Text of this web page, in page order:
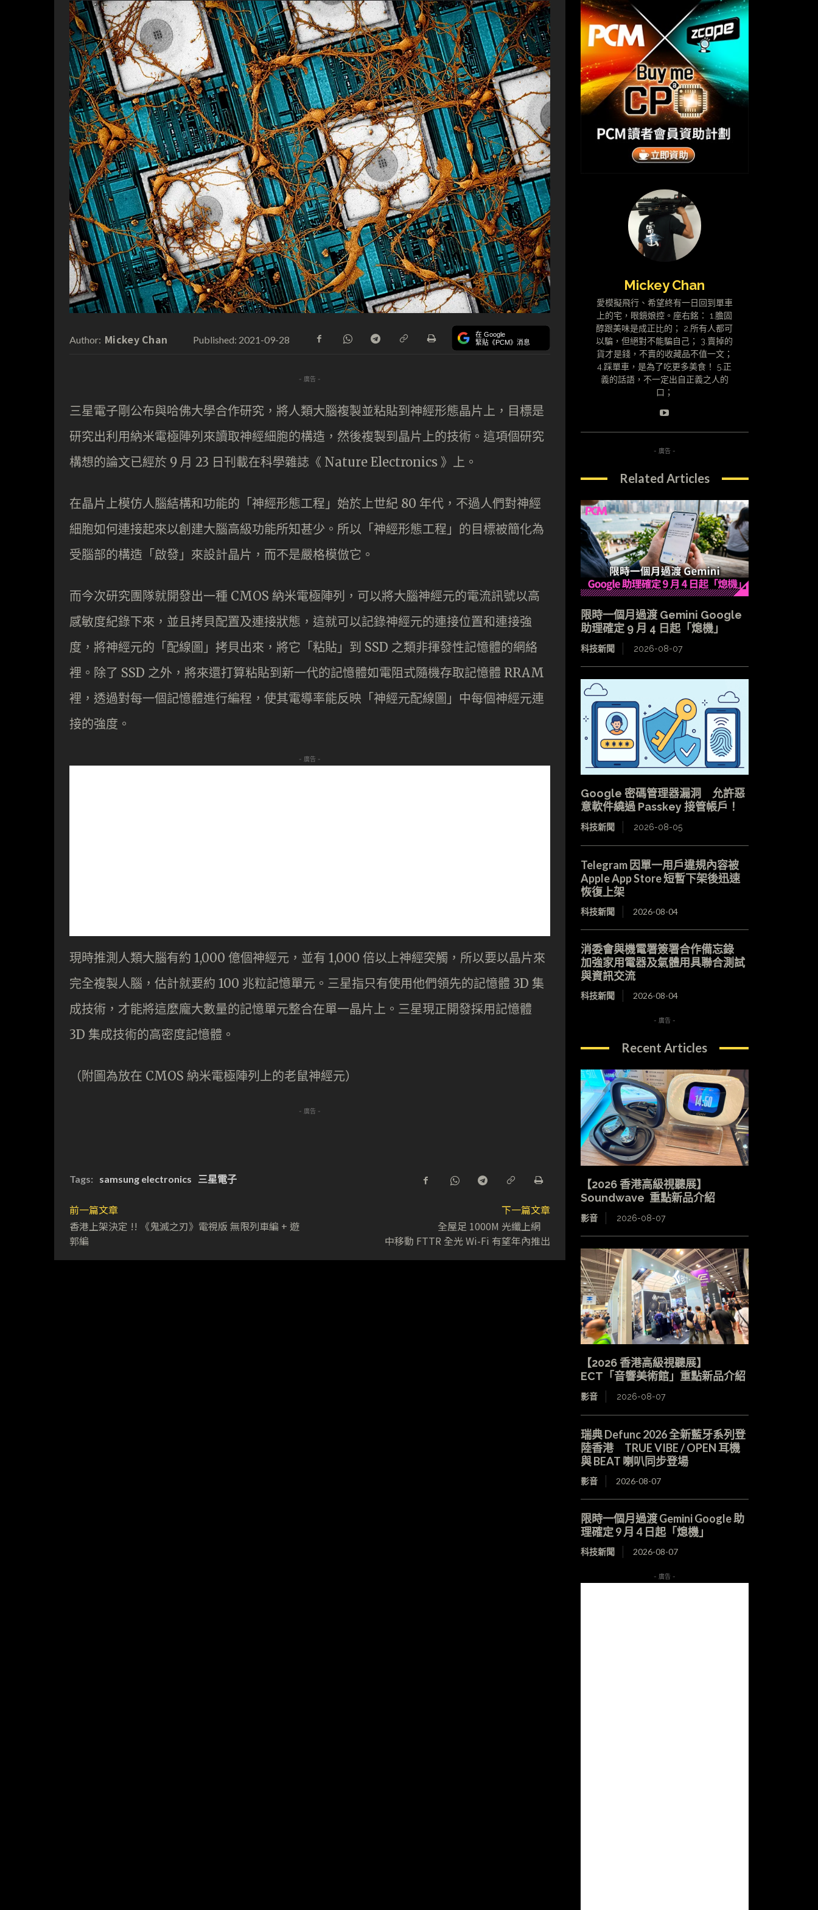
Author: Mickey Chan Published: 2021-09-28 在 Google
緊貼《PCM》消息
- 廣告 -
三星電子剛公布與哈佛大學合作研究，將人類大腦複製並粘貼到神經形態晶片上，目標是
研究出利用納米電極陣列來讀取神經細胞的構造，然後複製到晶片上的技術。這項個研究
構想的論文已經於 9 月 23 日刊載在科學雜誌《 Nature Electronics 》上。
在晶片上模仿人腦結構和功能的「神經形態工程」始於上世紀 80 年代，不過人們對神經
細胞如何連接起來以創建大腦高級功能所知甚少。所以「神經形態工程」的目標被簡化為
受腦部的構造「啟發」來設計晶片，而不是嚴格模倣它。
而今次研究團隊就開發出一種 CMOS 納米電極陣列，可以將大腦神經元的電流訊號以高
感敏度紀錄下來，並且拷貝配置及連接狀態，這就可以記錄神經元的連接位置和連接強
度，將神經元的「配線圖」拷貝出來，將它「粘貼」到 SSD 之類非揮發性記憶體的網絡
裡。除了 SSD 之外，將來還打算粘貼到新一代的記憶體如電阻式隨機存取記憶體 RRAM
裡，透過對每一個記憶體進行編程，使其電導率能反映「神經元配線圖」中每個神經元連
接的強度。
- 廣告 -
現時推測人類大腦有約 1,000 億個神經元，並有 1,000 倍以上神經突觸，所以要以晶片來
完全複製人腦，估計就要約 100 兆粒記憶單元。三星指只有使用他們領先的記憶體 3D 集
成技術，才能將這麼龐大數量的記憶單元整合在單一晶片上。三星現正開發採用記憶體
3D 集成技術的高密度記憶體。
（附圖為放在 CMOS 納米電極陣列上的老鼠神經元）
- 廣告 -
Tags: samsung electronics 三星電子
前一篇文章
香港上架決定 !! 《鬼滅之刃》電視版 無限列車編 + 遊
郭編
下一篇文章
全屋足 1000M 光纖上網
中移動 FTTR 全光 Wi-Fi 有望年內推出
Mickey Chan
愛模擬飛行、希望終有一日回到單車
上的宅，眼鏡娘控。座右銘： 1.膽固
醇跟美味是成正比的； 2.所有人都可
以騙，但絕對不能騙自己； 3.賣掉的
貨才是錢，不賣的收藏品不值一文；
4.踩單車，是為了吃更多美食！ 5.正
義的話語，不一定出自正義之人的
口；
- 廣告 -
Related Articles
限時一個月過渡 Gemini Google
助理確定 9 月 4 日起「熄機」
科技新聞 2026-08-07
Google 密碼管理器漏洞 允許惡
意軟件繞過 Passkey 接管帳戶！
科技新聞 2026-08-05
Telegram 因單一用戶違規內容被
Apple App Store 短暫下架後迅速
恢復上架
科技新聞 2026-08-04
消委會與機電署簽署合作備忘錄
加強家用電器及氣體用具聯合測試
與資訊交流
科技新聞 2026-08-04
- 廣告 -
Recent Articles
【2026 香港高級視聽展】
Soundwave 重點新品介紹
影音 2026-08-07
【2026 香港高級視聽展】
ECT「音響美術館」重點新品介紹
影音 2026-08-07
瑞典 Defunc 2026 全新藍牙系列登
陸香港 TRUE VIBE / OPEN 耳機
與 BEAT 喇叭同步登場
影音 2026-08-07
限時一個月過渡 Gemini Google 助
理確定 9 月 4 日起「熄機」
科技新聞 2026-08-07
- 廣告 -